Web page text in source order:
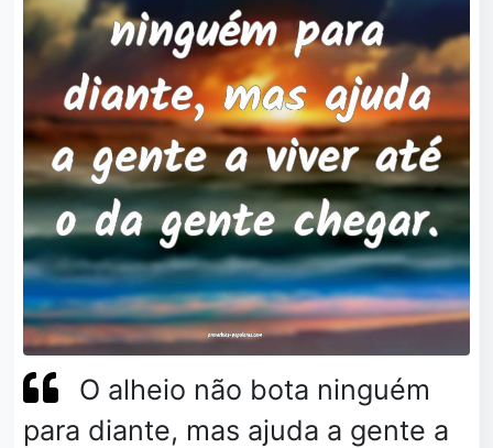
O alheio não bota ninguém
para diante, mas ajuda a gente a